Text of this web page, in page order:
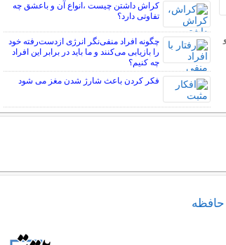
کراش داشتن چیست ،انواع آن و باعشق چه
تفاوتی دارد؟
چگونه افراد منفی‌نگر انرژی ازدست‌رفته خود
را بازیابی می‌کنند و ما باید در برابر این افراد
چه کنیم؟
فکر کردن باعث شارژ شدن مغز می شود
حافظه